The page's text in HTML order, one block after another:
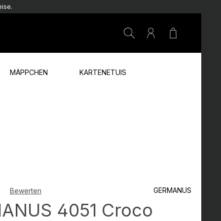
Warenkorb
MÄPPCHEN KARTENETUIS
Bewerten GERMANUS
4051 Croco